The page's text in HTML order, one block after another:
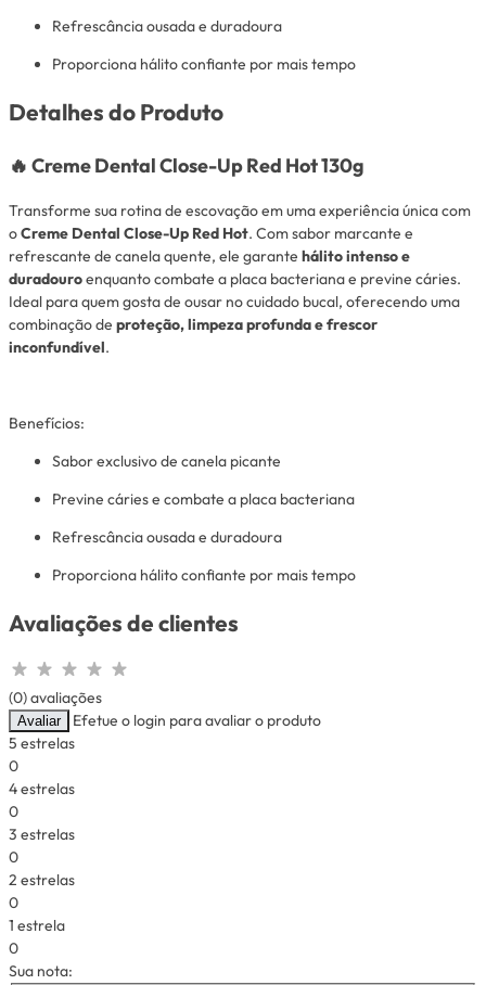
Refrescância ousada e duradoura
Proporciona hálito confiante por mais tempo
Detalhes do Produto
🔥 Creme Dental Close-Up Red Hot 130g
Transforme sua rotina de escovação em uma experiência única com
oCreme Dental Close-Up Red Hot. Com sabor marcante e
refrescante de canela quente, ele garante hálito intenso e
duradouroenquanto combate a placa bacteriana e previne cáries.
Ideal para quem gosta de ousar no cuidado bucal, oferecendo uma
combinação de proteção, limpeza profunda e frescor
inconfundível.
Benefícios:
Sabor exclusivo de canela picante
Previne cáries e combate a placa bacteriana
Refrescância ousada e duradoura
Proporciona hálito confiante por mais tempo
Avaliações de clientes
(0) avaliações
Avaliar
Efetue o login para avaliar o produto
5 estrelas
0
4 estrelas
0
3 estrelas
0
2 estrelas
0
1 estrela
0
Sua nota: